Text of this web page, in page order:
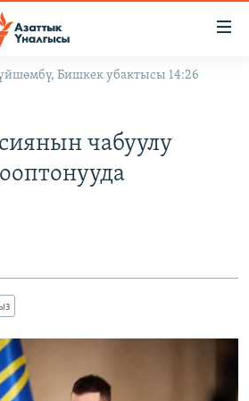
Бишкек убактысы 14:26
чабуулу